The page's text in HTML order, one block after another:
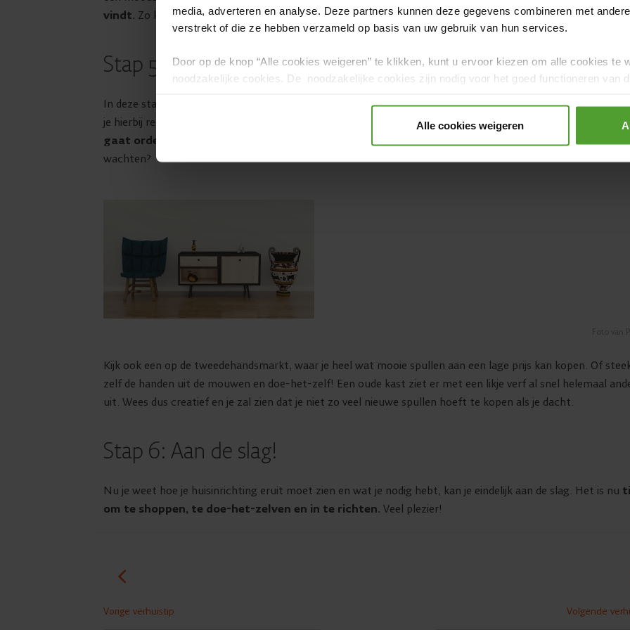
media, adverteren en analyse. Deze partners kunnen deze gegevens combineren met
verstrekt of die ze hebben verzameld op basis van uw gebruik van hun services.
Door op de knop “Alle cookies weigeren” te klikken, kunt u ervoor kiezen om alle cookies te
noodzakelijke cookies. De noodzakelijke cookies zijn nodig voor het goed functioneren van
Alle cookies weigeren
vindt. Zo kan je heel gemakkelijk een stijl creëren die jou aanspreekt.
Stap 5: Maak een shopping list
In deze stap ga je kijken welke items je nog nodig hebt om je huis in te richten volgens jouw stijl. Natuurlijk
je hierbij rekening met je budget. Misschien kan je niet alles nieuw kopen, dus dan is het handig als je
je
gaat ordenen volgens prioriteit
. Welke items heb je dringend nodig en welke spullen kunnen nog even
wachten?
Kijk ook een op de tweedehandsmarkt, waar je heel wat mooie spullen aan een lage prijs kan kopen. Of
zelf de handen uit de mouwen en doe-het-zelf! Een oude kast ziet er met een likje verf al snel helemaal
uit. Wees dus creatief en je zal zien dat je niet zo veel nieuwe spullen hoeft te kopen als je dacht.
Stap 6: Aan de slag!
Nu je weet hoe je huisinrichting eruit moet zien en wat je nodig hebt, kan je eindelijk aan de slag. Het is nu
om te shoppen, te doe-het-zelven en in te richten. Veel plezier!
Vorige verhuistip Volgende